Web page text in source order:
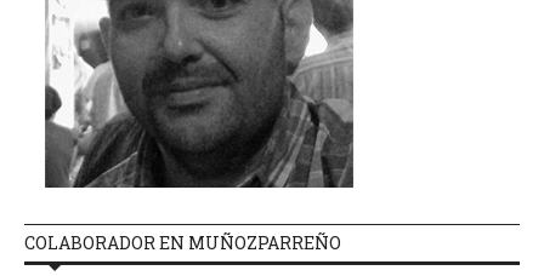
COLABORADOR EN MUÑOZPARREÑO